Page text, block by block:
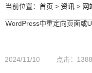
当前位置：首页 >资讯 > 网
WordPress中重定向页面或
2024/11/10 点击：